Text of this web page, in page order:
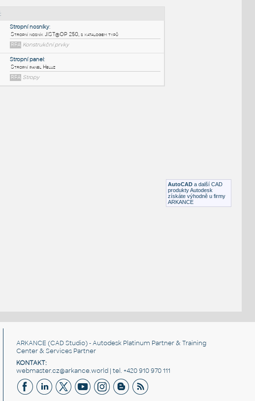
AutoCAD a další CAD
produkty Autodesk
získáte výhodně u firmy
ARKANCE
ARKANCE (CAD Studio) - Autodesk Platinum Partner & Training
Center & Services Partner
KONTAKT:
webmaster.cz@arkance.world | tel. +420 910 970 111